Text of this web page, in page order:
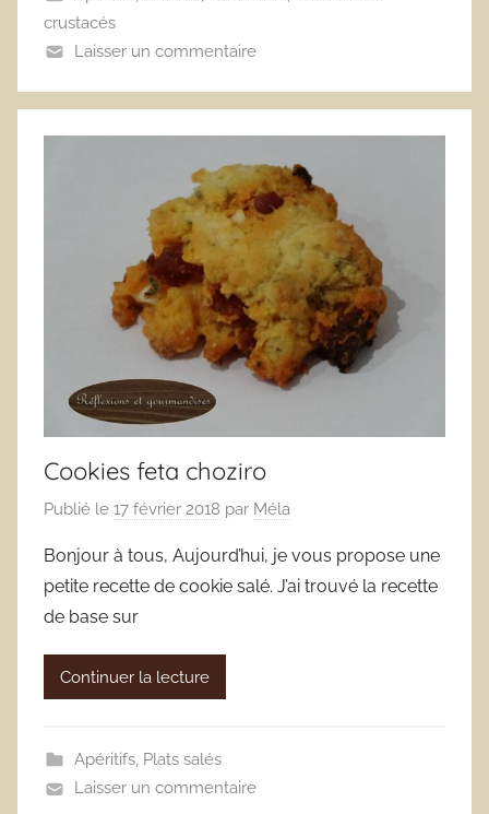
crustacés
Laisser un commentaire
Cookies feta choziro
Publié le 17 février 2018 par Méla
Bonjour à tous, Aujourd’hui, je vous propose une
petite recette de cookie salé. J’ai trouvé la recette
de base sur
Continuer la lecture
Apéritifs, Plats salés
Laisser un commentaire